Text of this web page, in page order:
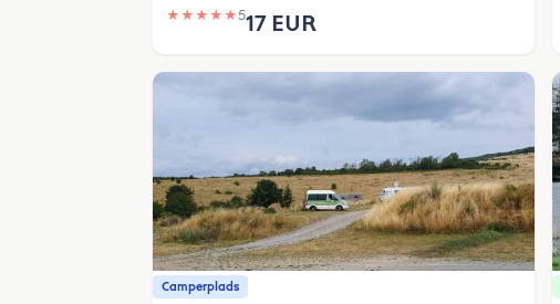
★ ★ ★ ★ ★517 EUR
Camperplads